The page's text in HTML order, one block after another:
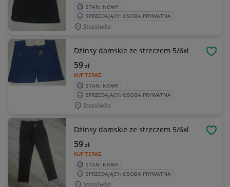
STAN: NOWY
SPRZEDAJĄCY: OSOBA PRYWATNA
Stasiówka
Dżinsy damskie ze streczem 5/6xl
KUP TERAZ
59zł
STAN: NOWY
SPRZEDAJĄCY: OSOBA PRYWATNA
Stasiówka
Dżinsy damskie ze streczem 5/6xl
KUP TERAZ
59zł
STAN: NOWY
SPRZEDAJĄCY: OSOBA PRYWATNA
Stasiówka